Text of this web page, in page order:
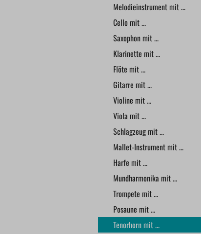
Melodieinstrument mit ...
Cello mit ...
Saxophon mit ...
Klarinette mit ...
Flöte mit ...
Gitarre mit ...
Violine mit ...
Viola mit ...
Schlagzeug mit ...
Mallet-Instrument mit ...
Harfe mit ...
Mundharmonika mit ...
Trompete mit ...
Posaune mit ...
Tenorhorn mit ...